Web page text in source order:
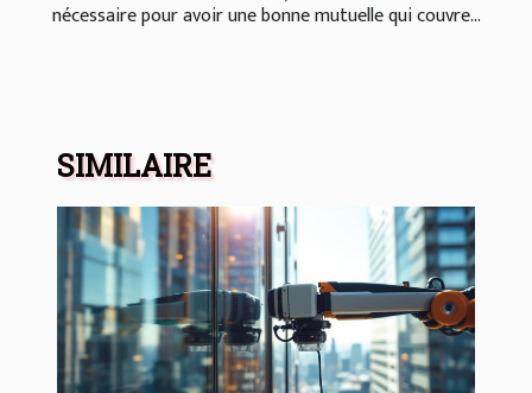
nécessaire pour avoir une bonne mutuelle qui couvre...
SIMILAIRE